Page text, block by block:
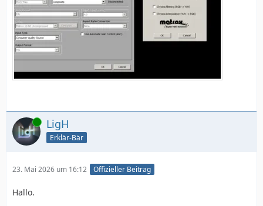
Online LigH
Erklär-Bär
23. Mai 2026 um 16:12 Offizieller Beitrag
Hallo.